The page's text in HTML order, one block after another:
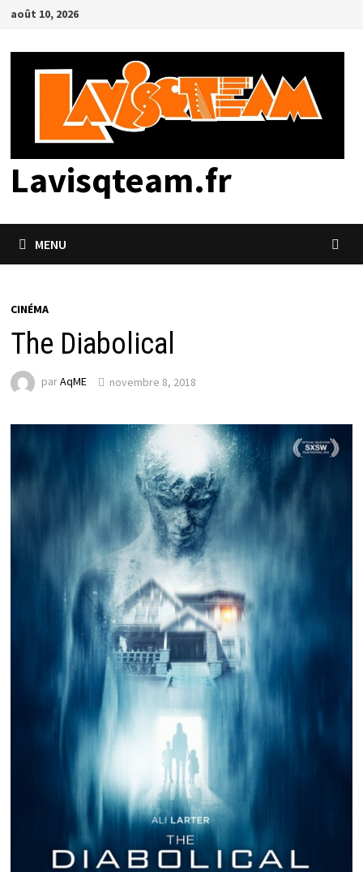
Passer
contenu
août 10, 2026
Lavisqteam.fr
MENU
CINÉMA
The Diabolical
parAqME novembre 8, 2018